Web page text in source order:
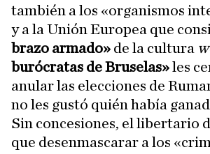
también a los «organismos
y a la Unión Europea que
brazo armado» de la cultura
burócratas de Bruselas»les
anular las elecciones de
no les gustó quién había
Sin concesiones, el libertario
que desenmascarar a los